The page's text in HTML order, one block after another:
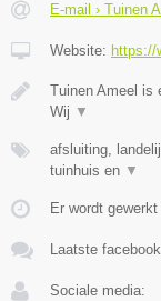
E-mail › Tuinen
Website: https://
Tuinen Ameel is
Wij ▼
afsluiting,
tuinhuis en ▼
Er wordt
Laatste
Sociale media: